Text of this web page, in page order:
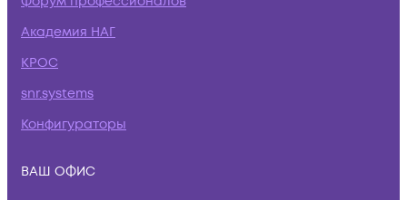
Академия НАГ
КРОС
snr.systems
Конфигураторы
ВАШ ОФИС